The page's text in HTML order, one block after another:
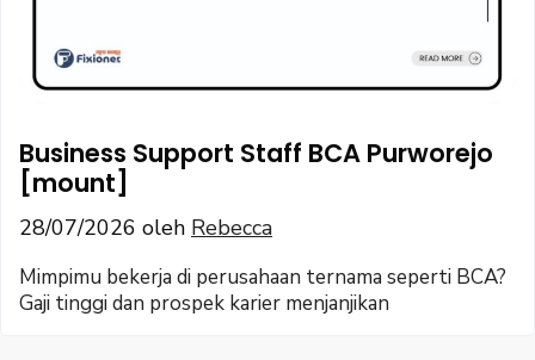
Business Support Staff BCA Purworejo
[mount]
28/07/2026 oleh Rebecca
Mimpimu bekerja di perusahaan ternama seperti BCA?
Gaji tinggi dan prospek karier menjanjikan